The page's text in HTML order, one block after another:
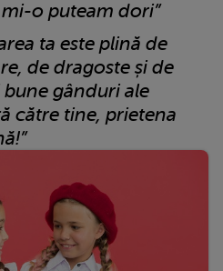
o puteam dori”
ta este plină de
de dragoste și de
bune gânduri ale
către tine, prietena